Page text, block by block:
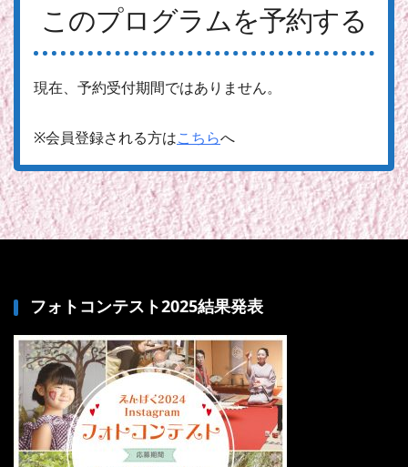
このプログラムを予約する
現在、予約受付期間ではありません。
※会員登録される方はこちらへ
フォトコンテスト2025結果発表